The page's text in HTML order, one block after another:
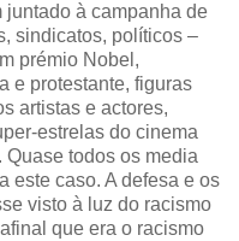
juntado à campanha de
sindicatos, políticos –
prémio Nobel,
e protestante, figuras
artistas e actores,
estrelas do cinema
todos os media
este caso. A defesa e os
visto à luz do racismo
que era o racismo